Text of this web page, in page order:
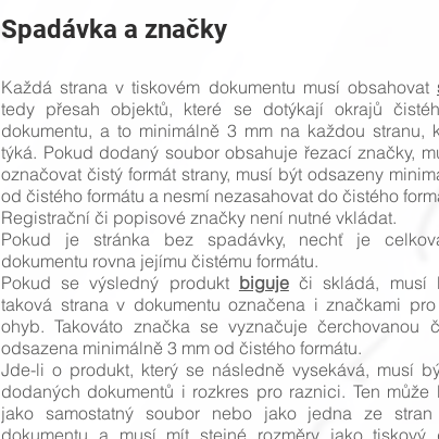
Spadávka a značky
Každá strana v tiskovém dokumentu musí obsahovat
tedy přesah objektů, které se dotýkají okrajů
dokumentu, a to minimálně 3 mm na každou stranu,
týká. Pokud dodaný soubor obsahuje řezací značky,
označovat čistý formát strany, musí být odsazeny
od čistého formátu a nesmí nezasahovat do čistého
Registrační či popisové značky není nutné vkládat.
Pokud je stránka bez spadávky, nechť je
dokumentu rovna jejímu čistému formátu.
Pokud se výsledný produkt biguječi skládá, musí
taková strana v dokumentu označena i značkami
ohyb. Takováto značka se vyznačuje čerchovanou
odsazena minimálně 3 mm od čistého formátu.
Jde-li o produkt, který se následně vysekává, musí
dodaných dokumentů i rozkres pro raznici. Ten může
jako samostatný soubor nebo jako jedna ze stran
dokumentu a musí mít stejné rozměry jako tiskový